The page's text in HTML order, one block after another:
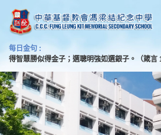
每日金句 :
得智慧勝似得金子；選聰明強如選銀子。（箴言